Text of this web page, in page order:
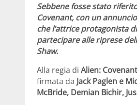
Sebbene fosse stato
Covenant, con un
che l’attrice protagonista
partecipare alle riprese
Shaw.
Alla regia di Alien:
firmata da Jack Paglen e
McBride, Demian Bichir,